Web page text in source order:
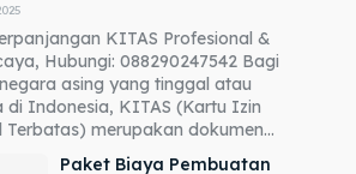
KITAS Profesional &
Hubungi: 088290247542 Bagi
asing yang tinggal atau
di Indonesia, KITAS (Kartu Izin
Terbatas) merupakan dokumen...
Paket Biaya Pembuatan